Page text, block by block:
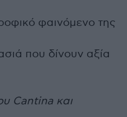
φαινόμενο της
που δίνουν αξία
Cantina και